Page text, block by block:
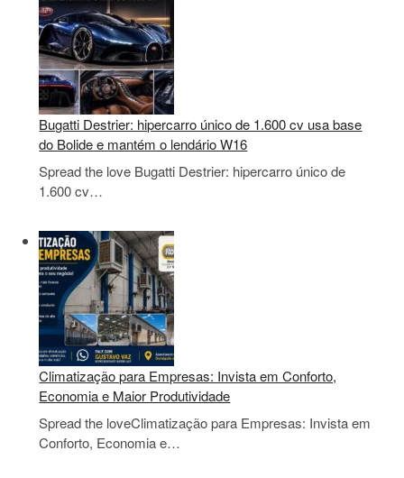
Bugatti Destrier: hipercarro único de 1.600 cv usa base
do Bolide e mantém o lendário W16
Spread the love Bugatti Destrier: hipercarro único de
1.600 cv…
Climatização para Empresas: Invista em Conforto,
Economia e Maior Produtividade
Spread the loveClimatização para Empresas: Invista em
Conforto, Economia e…